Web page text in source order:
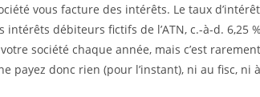
vous facture des intérêts. Le taux
débiteurs fictifs de l’ATN, c.-à-d. 6,25
société chaque année, mais c’est
payez donc rien (pour l’instant), ni au fisc, ni